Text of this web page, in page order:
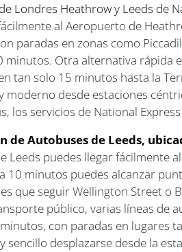
Londres Heathrow y Leeds de
al Aeropuerto de
paradas en zonas como
Otra alternativa rápida
tan solo 15 minutos hasta la
desde estaciones
los servicios de National
de Autobuses de Leeds,
Leeds puedes llegar
minutos puedes alcanzar
que seguir Wellington Street o
público, varias líneas de
con paradas en lugares
sencillo desplazarse desde la